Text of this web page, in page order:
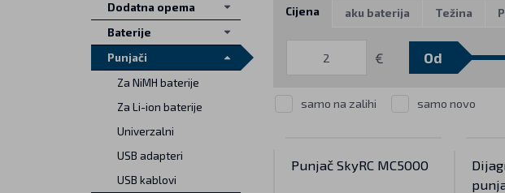
Cijena aku baterija Težina
€
samo na zalihi samo novo
Punjač SkyRC MC5000
Dodatna opema
Baterije
Punjači
Za NiMH baterije
Za Li-ion baterije
Univerzalni
USB adapteri
USB kablovi